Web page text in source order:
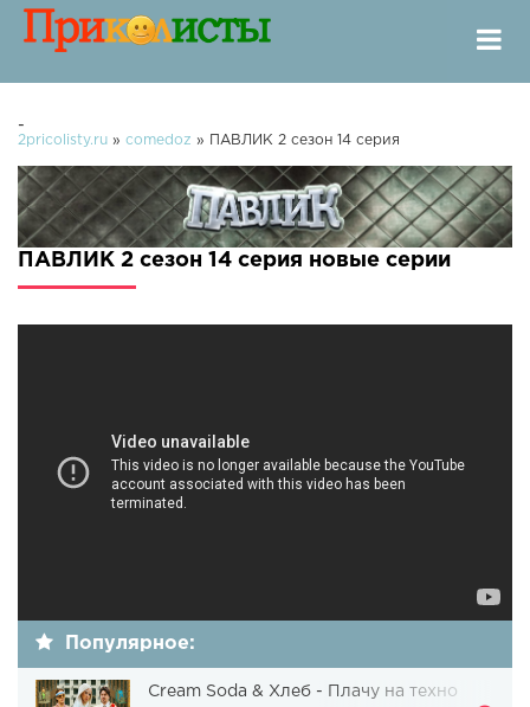
-
2pricolisty.ru » comedoz » ПАВЛИК 2 сезон 14 серия
ПАВЛИК 2 сезон 14 серия новые серии
Популярное:
Cream Soda & Хлеб - Плачу на техно